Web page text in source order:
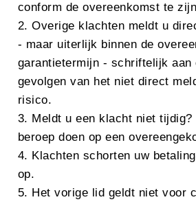
conform de overeenkomst te
2. Overige klachten meldt u
- maar uiterlijk binnen de
garantietermijn - schriftelijk aan
gevolgen van het niet direct
risico.
3. Meldt u een klacht niet tijdig?
beroep doen op een
4. Klachten schorten uw
op.
5. Het vorige lid geldt niet voor